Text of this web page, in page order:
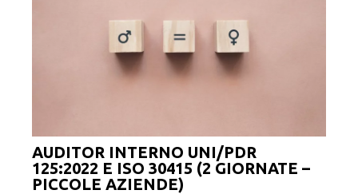
AUDITOR INTERNO UNI/PDR
125:2022 E ISO 30415 (2 GIORNATE –
PICCOLE AZIENDE)